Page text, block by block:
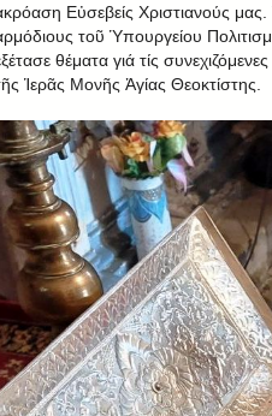
Εὐσεβείς Χριστιανούς
τοῦ Ὑπουργείου
θέματα γιά τίς
Ἱερᾶς Μονῆς Ἁγίας Θεοκτίστης.